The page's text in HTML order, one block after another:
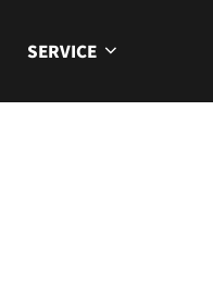
SERVICE